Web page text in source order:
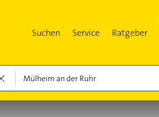
Suchen Service Ratgeber